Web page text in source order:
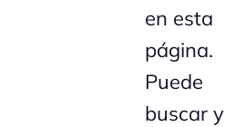
en esta
página.
Puede
buscar y